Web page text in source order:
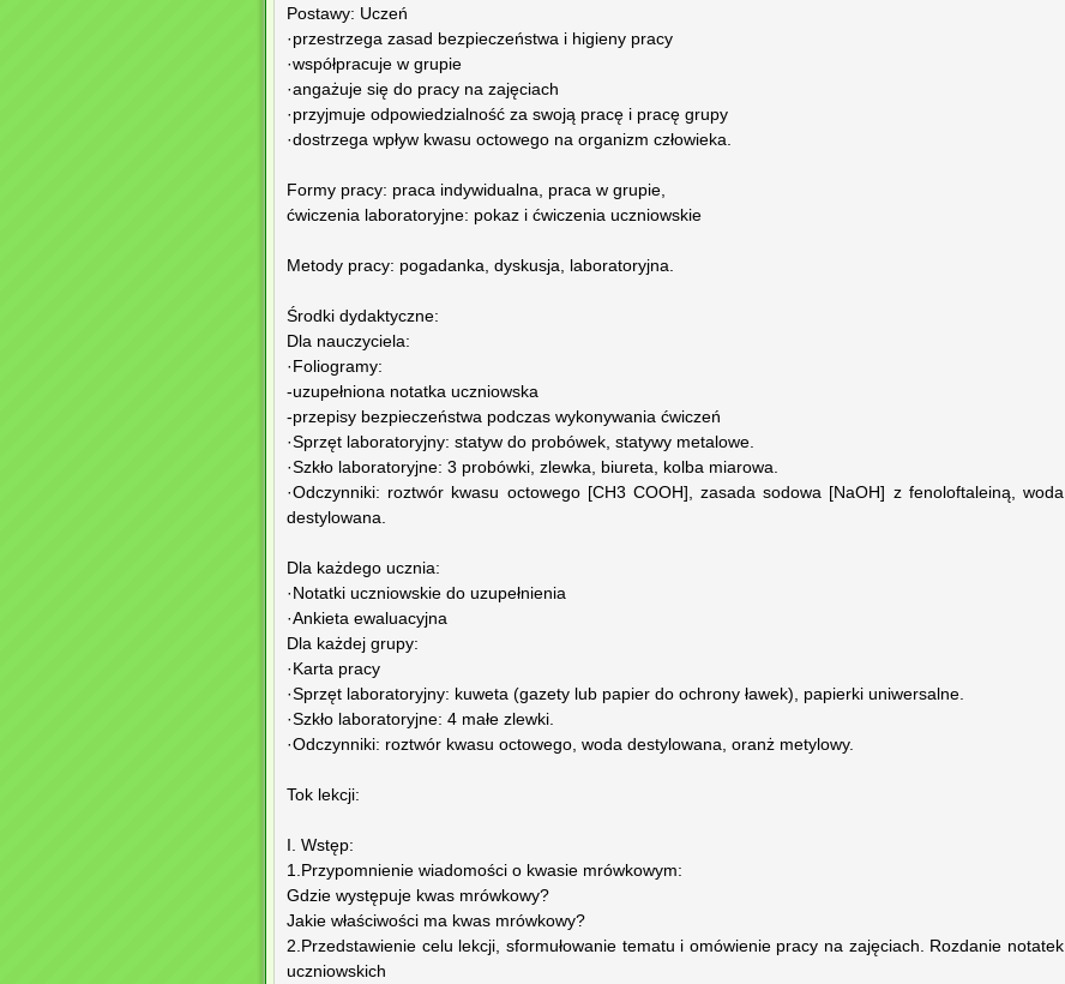
Postawy: Uczeń
·przestrzega zasad bezpieczeństwa i higieny pracy
·współpracuje w grupie
·angażuje się do pracy na zajęciach
·przyjmuje odpowiedzialność za swoją pracę i pracę grupy
·dostrzega wpływ kwasu octowego na organizm człowieka.
Formy pracy: praca indywidualna, praca w grupie,
ćwiczenia laboratoryjne: pokaz i ćwiczenia uczniowskie
Metody pracy: pogadanka, dyskusja, laboratoryjna.
Środki dydaktyczne:
Dla nauczyciela:
·Foliogramy:
-uzupełniona notatka uczniowska
-przepisy bezpieczeństwa podczas wykonywania ćwiczeń
·Sprzęt laboratoryjny: statyw do probówek, statywy metalowe.
·Szkło laboratoryjne: 3 probówki, zlewka, biureta, kolba miarowa.
·Odczynniki: roztwór kwasu octowego [CH3 COOH], zasada sodowa [NaOH] z fenoloftaleiną, woda
destylowana.
Dla każdego ucznia:
·Notatki uczniowskie do uzupełnienia
·Ankieta ewaluacyjna
Dla każdej grupy:
·Karta pracy
·Sprzęt laboratoryjny: kuweta (gazety lub papier do ochrony ławek), papierki uniwersalne.
·Szkło laboratoryjne: 4 małe zlewki.
·Odczynniki: roztwór kwasu octowego, woda destylowana, oranż metylowy.
Tok lekcji:
I. Wstęp:
1.Przypomnienie wiadomości o kwasie mrówkowym:
Gdzie występuje kwas mrówkowy?
Jakie właściwości ma kwas mrówkowy?
2.Przedstawienie celu lekcji, sformułowanie tematu i omówienie pracy na zajęciach. Rozdanie notatek
uczniowskich